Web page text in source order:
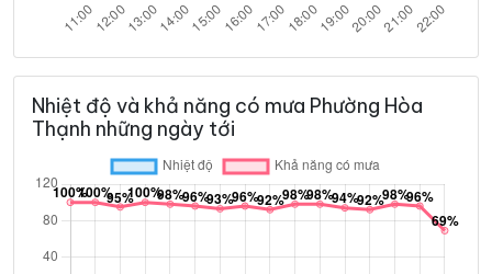
Nhiệt độ và khả năng có mưa Phường Hòa
Thạnh những ngày tới